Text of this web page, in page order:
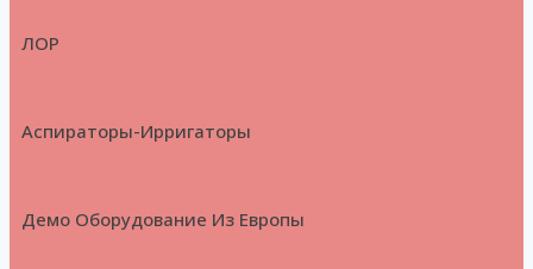
ЛОР
Аспираторы-Ирригаторы
Демо Оборудование Из Европы